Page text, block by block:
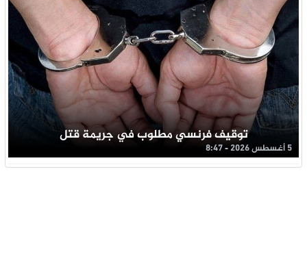
توقيف فرنسي مطلوب في جريمة قتل
5 أغسطس 2026 - 8:47